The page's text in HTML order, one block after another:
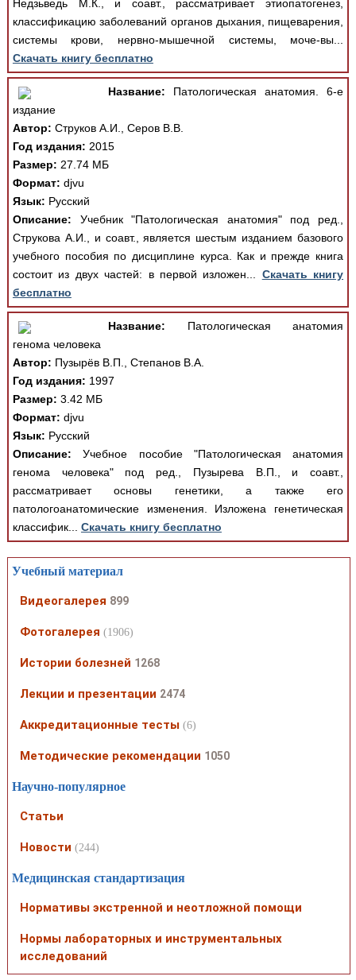
Недзьведь М.К., и соавт., рассматривает этиопатогенез,
классификацию заболеваний органов дыхания, пищеварения,
системы крови, нервно-мышечной системы, моче-вы...
Скачать книгу бесплатно
Название: Патологическая анатомия. 6-е
издание
Автор: Струков А.И., Серов В.В.
Год издания: 2015
Размер: 27.74 МБ
Формат: djvu
Язык: Русский
Описание: Учебник "Патологическая анатомия" под ред.,
Струкова А.И., и соавт., является шестым изданием базового
учебного пособия по дисциплине курса. Как и прежде книга
состоит из двух частей: в первой изложен... Скачать книгу
бесплатно
Название: Патологическая анатомия
генома человека
Автор: Пузырёв В.П., Степанов В.А.
Год издания: 1997
Размер: 3.42 МБ
Формат: djvu
Язык: Русский
Описание: Учебное пособие "Патологическая анатомия
генома человека" под ред., Пузырева В.П., и соавт.,
рассматривает основы генетики, а также его
патологоанатомические изменения. Изложена генетическая
классифик... Скачать книгу бесплатно
Учебный материал
Видеогалерея 899
Фотогалерея (1906)
Истории болезней 1268
Лекции и презентации 2474
Аккредитационные тесты (6)
Методические рекомендации 1050
Научно-популярное
Статьи
Новости (244)
Медицинская стандартизация
Нормативы экстренной и неотложной помощи
Нормы лабораторных и инструментальных
исследований